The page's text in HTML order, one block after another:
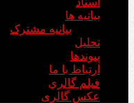
بیانیه ها
بیانیه مشترک
تحلیل
پیوندها
ارتباط با ما
فیلم گالری
عکس گالری